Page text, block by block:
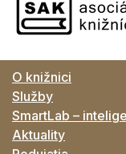
O knižnici
Služby
SmartLab –
Aktuality